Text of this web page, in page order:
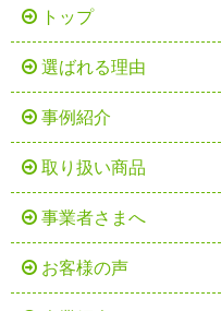
トップ
選ばれる理由
事例紹介
取り扱い商品
事業者さまへ
お客様の声